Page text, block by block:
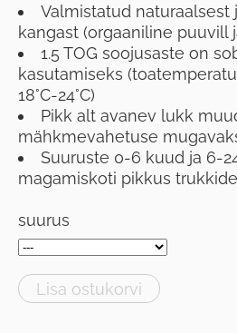
Valmistatud naturaalsest
kangast (orgaaniline puuvill
1.5 TOG soojusaste on
kasutamiseks
18°C-24°C)
Pikk alt avanev lukk
mähkmevahetuse
Suuruste 0-6 kuud ja 6-
magamiskoti pikkus
suurus
Lisa ostukorvi